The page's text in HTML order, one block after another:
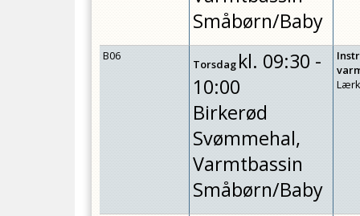
Småbørn/Baby
B06
Torsdagkl. 09:30 -
10:00
Birkerød
Svømmehal,
Varmtbassin
Småbørn/Baby